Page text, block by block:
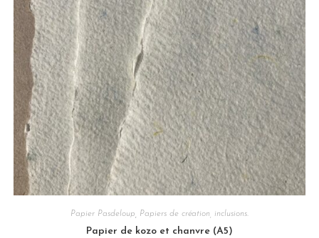
Papier Pasdeloup Papiers de création, inclusions.
Papier de kozo et chanvre (A5)